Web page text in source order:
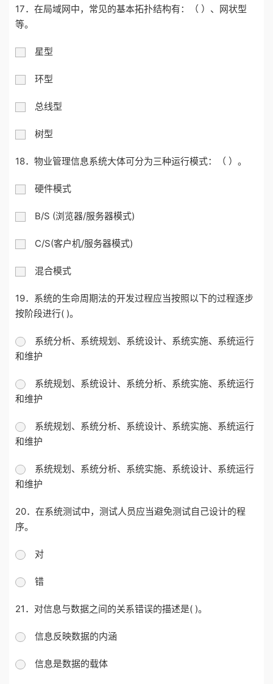
17．在局域网中，常见的基本拓扑结构有：（ ）、网状型
等。
星型
环型
总线型
树型
18．物业管理信息系统大体可分为三种运行模式：（ ）。
硬件模式
B/S (浏览器/服务器模式)
C/S(客户机/服务器模式)
混合模式
19．系统的生命周期法的开发过程应当按照以下的过程逐步
按阶段进行( )。
系统分析、系统规划、系统设计、系统实施、系统运行
和维护
系统规划、系统设计、系统分析、系统实施、系统运行
和维护
系统规划、系统分析、系统设计、系统实施、系统运行
和维护
系统规划、系统分析、系统实施、系统设计、系统运行
和维护
20．在系统测试中，测试人员应当避免测试自己设计的程
序。
对
错
21．对信息与数据之间的关系错误的描述是( )。
信息反映数据的内涵
信息是数据的载体